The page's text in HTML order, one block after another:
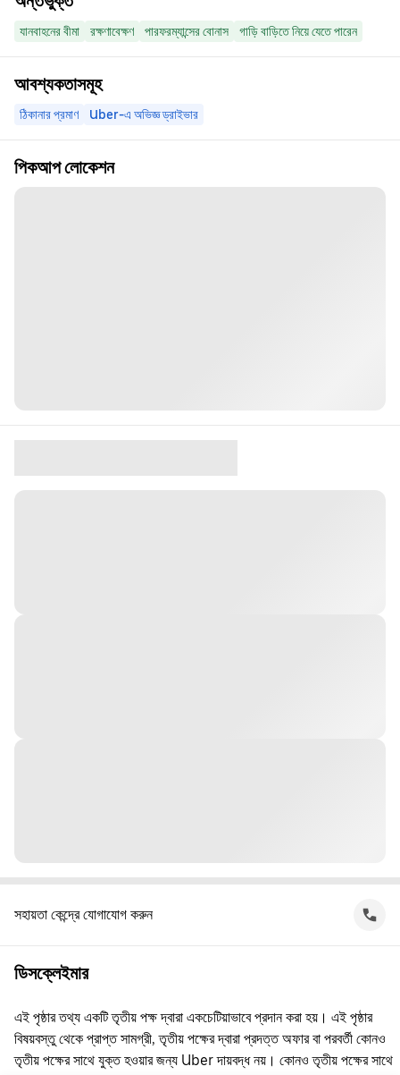
যানবাহনের বীমা রক্ষণাবেক্ষণ পারফরম্যান্সের বোনাস গাড়ি বাড়িতে নিয়ে যেতে পারেন
আবশ্যকতাসমূহ
ঠিকানার প্রমাণ Uber-এ অভিজ্ঞ ড্রাইভার
পিকআপ লোকেশন
সহায়তা কেন্দ্রে যোগাযোগ করুন
ডিসক্লেইমার
এই পৃষ্ঠার তথ্য একটি তৃতীয় পক্ষ দ্বারা একচেটিয়াভাবে প্রদান করা হয়। এই পৃষ্ঠার
বিষয়বস্তু থেকে প্রাপ্ত সামগ্রী, তৃতীয় পক্ষের দ্বারা প্রদত্ত অফার বা পরবর্তী কোনও
তৃতীয় পক্ষের সাথে যুক্ত হওয়ার জন্য Uber দায়বদ্ধ নয়। কোনও তৃতীয় পক্ষের সাথে